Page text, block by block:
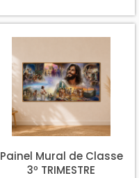
Painel Mural de Classe
3º TRIMESTRE